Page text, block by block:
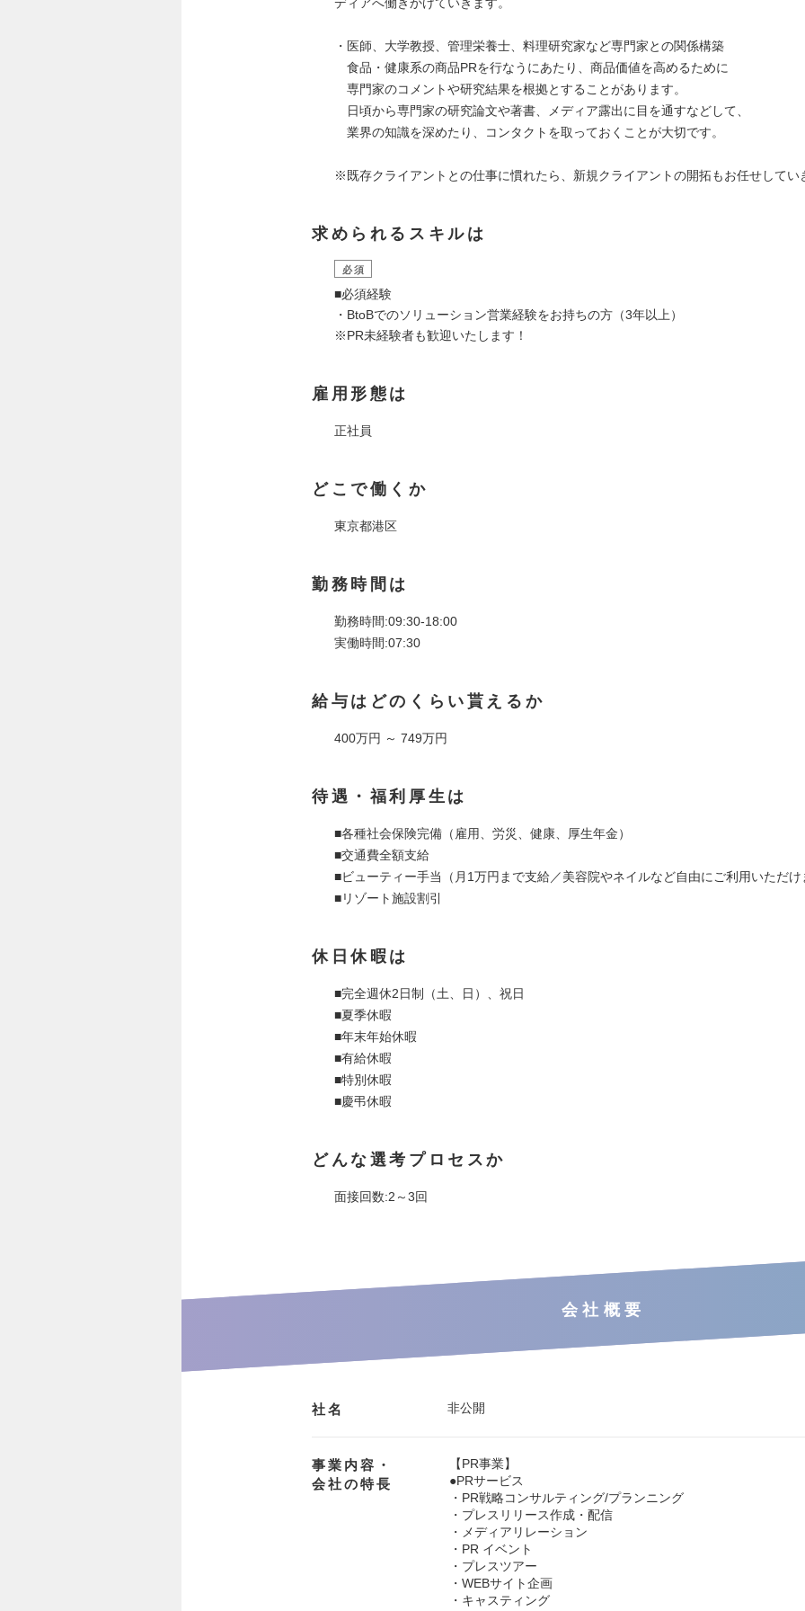
・医師、大学教授、管理栄養士、料理研究家など専門家との関係構築
食品・健康系の商品PRを行なうにあたり、商品価値を高めるために
専門家のコメントや研究結果を根拠とすることがあります。
日頃から専門家の研究論文や著書、メディア露出に目を通すなどして、
業界の知識を深めたり、コンタクトを取っておくことが大切です。
※既存クライアントとの仕事に慣れたら、新規クライアントの開拓もお任せしてい
求められるスキルは
必須
■必須経験
・BtoBでのソリューション営業経験をお持ちの方（3年以上）
※PR未経験者も歓迎いたします！
雇用形態は
正社員
どこで働くか
東京都港区
勤務時間は
勤務時間:09:30-18:00
実働時間:07:30
給与はどのくらい貰えるか
400万円 ～ 749万円
待遇・福利厚生は
■各種社会保険完備（雇用、労災、健康、厚生年金）
■交通費全額支給
■ビューティー手当（月1万円まで支給／美容院やネイルなど自由にご利用いただけ
■リゾート施設割引
休日休暇は
■完全週休2日制（土、日）、祝日
■夏季休暇
■年末年始休暇
■有給休暇
■特別休暇
■慶弔休暇
どんな選考プロセスか
面接回数:2～3回
会社概要
社名 非公開
事業内容・
会社の特長
【PR事業】
●PRサービス
・PR戦略コンサルティング/プランニング
・プレスリリース作成・配信
・メディアリレーション
・PR イベント
・プレスツアー
・WEBサイト企画
・キャスティング